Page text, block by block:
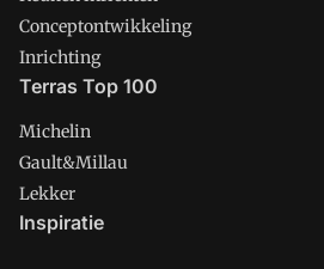
Conceptontwikkeling
Inrichting
Terras Top 100
Michelin
Gault&Millau
Lekker
Inspiratie